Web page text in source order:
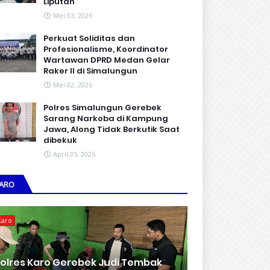
Mei 03, 2026
Perkuat Soliditas dan
Profesionalisme, Koordinator
Wartawan DPRD Medan Gelar
Raker II di Simalungun
Mei 02, 2026
Polres Simalungun Gerebek
Sarang Narkoba di Kampung
Jawa, Along Tidak Berkutik Saat
dibekuk
April 05, 2026
Karo Gerebek Judi Tembak